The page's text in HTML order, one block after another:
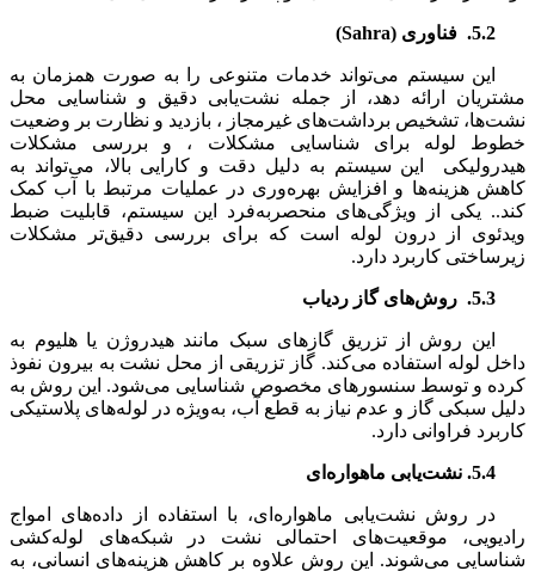
5.2. فناوری (Sahra)
این سیستم می‌تواند خدمات متنوعی را به صورت همزمان به
مشتریان ارائه دهد، از جمله نشت‌یابی دقیق و شناسایی محل
نشت‌ها، تشخیص برداشت‌های غیرمجاز ، بازدید و نظارت بر وضعیت
خطوط لوله برای شناسایی مشکلات ، و بررسی مشکلات
هیدرولیکی این سیستم به دلیل دقت و کارایی بالا، می‌تواند به
کاهش هزینه‌ها و افزایش بهره‌وری در عملیات مرتبط با آب کمک
کند.. یکی از ویژگی‌های منحصربه‌فرد این سیستم، قابلیت ضبط
ویدئوی از درون لوله است که برای بررسی دقیق‌تر مشکلات
زیرساختی کاربرد دارد.
5.3. روش‌های گاز ردیاب
این روش از تزریق گازهای سبک مانند هیدروژن یا هلیوم به
داخل لوله استفاده می‌کند. گاز تزریقی از محل نشت به بیرون نفوذ
کرده و توسط سنسورهای مخصوص شناسایی می‌شود. این روش به
دلیل سبکی گاز و عدم نیاز به قطع آب، به‌ویژه در لوله‌های پلاستیکی
کاربرد فراوانی دارد.
5.4. نشت‌یابی ماهواره‌ای
در روش نشت‌یابی ماهواره‌ای، با استفاده از داده‌های امواج
رادیویی، موقعیت‌های احتمالی نشت در شبکه‌های لوله‌کشی
شناسایی می‌شوند. این روش علاوه بر کاهش هزینه‌های انسانی، به